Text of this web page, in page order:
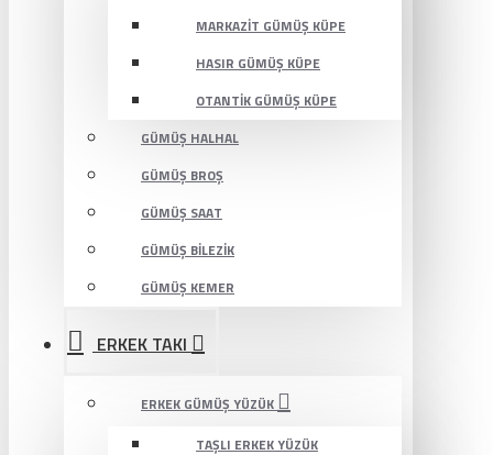
MARKAZIT GÜMÜŞ KÜPE
HASIR GÜMÜŞ KÜPE
OTANTIK GÜMÜŞ KÜPE
GÜMÜŞ HALHAL
GÜMÜŞ BROŞ
GÜMÜŞ SAAT
GÜMÜŞ BILEZIK
GÜMÜŞ KEMER
ERKEK TAKI
ERKEK GÜMÜŞ YÜZÜK
TAŞLI ERKEK YÜZÜK